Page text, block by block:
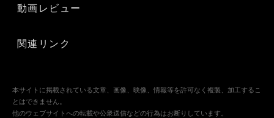
動画レビュー
関連リンク
本サイトに掲載されている文章、画像、映像、情報等を許可なく複製、加工するこ
とはできません。
他のウェブサイトへの転載や公衆送信などの行為はお断りしています。